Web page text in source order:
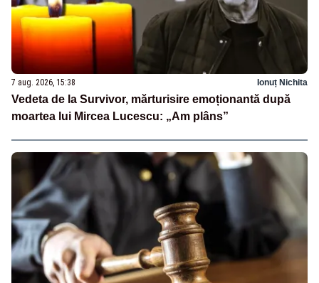
7 aug. 2026, 15:38 Ionuț Nichita
Vedeta de la Survivor, mărturisire emoționantă după
moartea lui Mircea Lucescu: „Am plâns”